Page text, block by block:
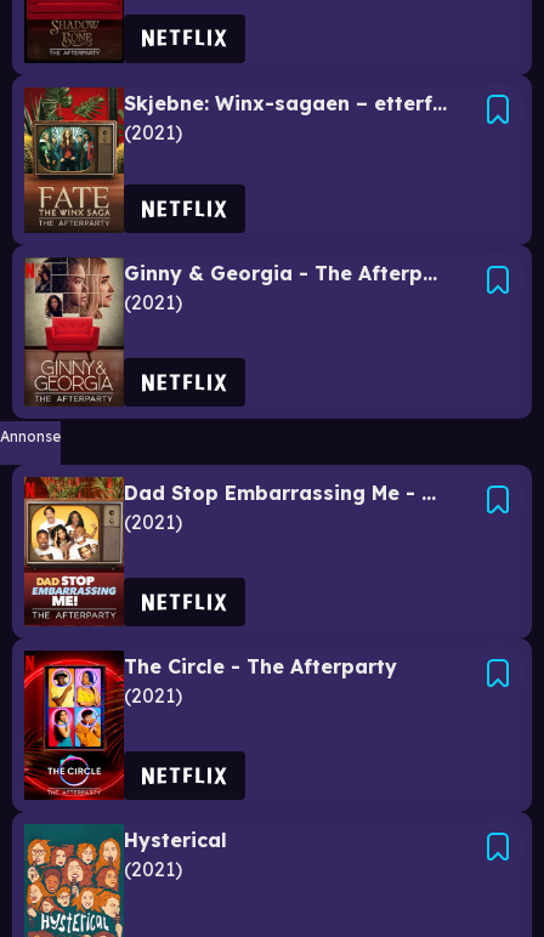
Skjebne: Winx-sagaen – etterfesten
2021
Ginny & Georgia - The Afterparty
2021
Annonse
Dad Stop Embarrassing Me - The Afterparty
2021
The Circle - The Afterparty
2021
Hysterical
2021